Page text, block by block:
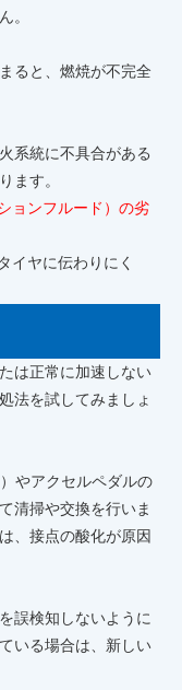
。
ると、燃焼が不完全
系統に不具合がある
ます。
ョンフルード）の劣
イヤに伝わりにく
は正常に加速しない
法を試してみましょ
やアクセルペダルの
清掃や交換を行いま
、接点の酸化が原因
誤検知しないように
いる場合は、新しい